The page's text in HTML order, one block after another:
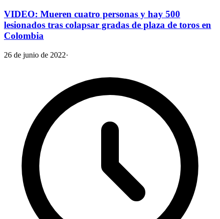
VIDEO: Mueren cuatro personas y hay 500
lesionados tras colapsar gradas de plaza de toros en
Colombia
26 de junio de 2022·